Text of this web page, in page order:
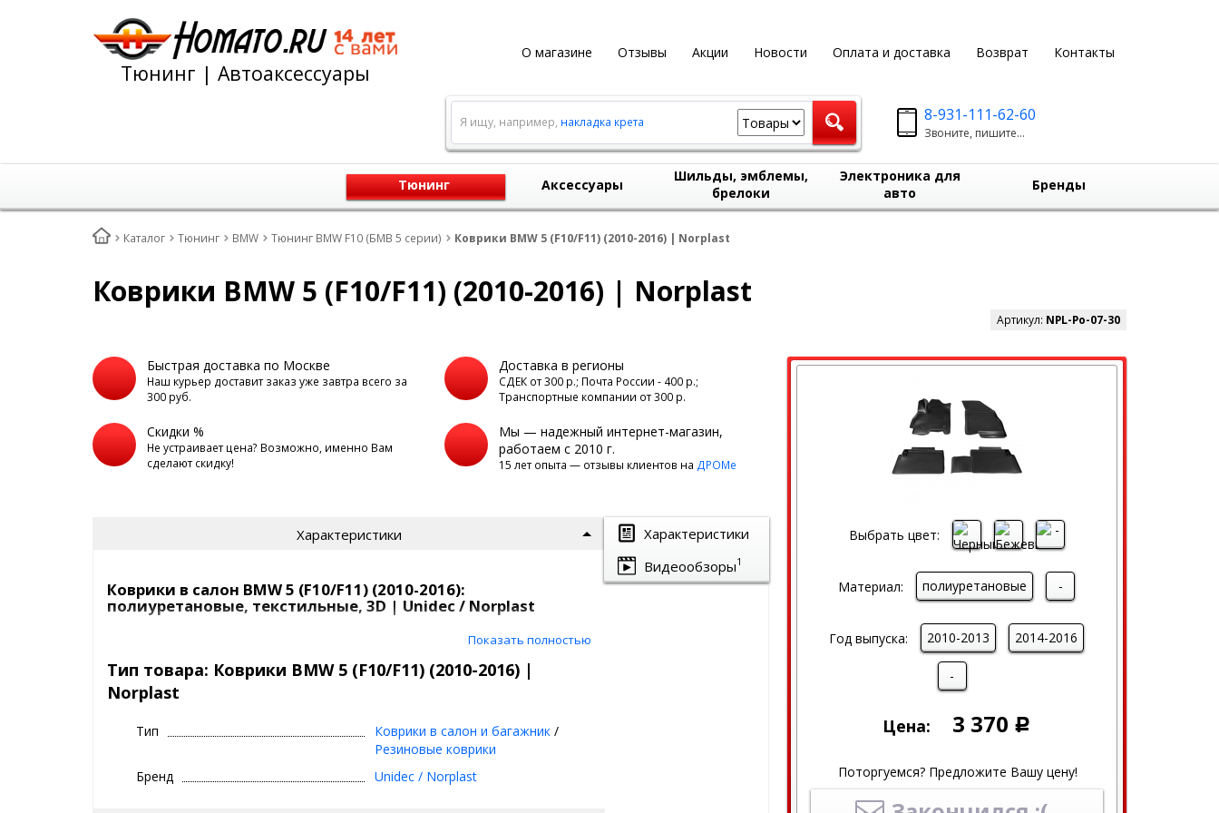
О магазине Отзывы Акции Новости Оплата и доставка Возврат Контакты
Тюнинг | Автоаксессуары
8-931-111-62-60
Звоните, пишите...
Я ищу, например, накладка крета
Тюнинг Аксессуары
Шильды, эмблемы,
брелоки
Электроника для
авто
Бренды
Каталог Тюнинг BMW Тюнинг BMW F10 (БМВ 5 серии) Коврики BMW 5 (F10/F11) (2010-2016) | Norplast
Коврики BMW 5 (F10/F11) (2010-2016) | Norplast
Артикул: NPL-Po-07-30
Выбрать цвет:
Материал: полиуретановые -
Год выпуска: 2010-2013 2014-2016
-
Цена: 3 370 Р
Поторгуемся? Предложите Вашу цену!
Быстрая доставка по Москве
Наш курьер доставит заказ уже завтра всего за
300 руб.
Доставка в регионы
СДЕК от 300 р.; Почта России - 400 р.;
Транспортные компании от 300 р.
Скидки %
Не устраивает цена? Возможно, именно Вам
сделают скидку!
Мы — надежный интернет-магазин,
работаем с 2010 г.
15 лет опыта — отзывы клиентов на ДРОМе
Характеристики
Видеообзоры1
Характеристики
Коврики в салон BMW 5 (F10/F11) (2010-2016):
полиуретановые, текстильные, 3D | Unidec / Norplast
в атомобиль от компаниии Норпласт бывают изполиуретанаи
текстиля.
Полиуретановые коврики для BMW 5 (F10/F11) (2010-
, сделаны под каждую модель индивидуально,
(лучше прилегают, больше
закрывают).
Показать полностью
Тип товара: Коврики BMW 5 (F10/F11) (2010-2016) |
Norplast
Тип Коврики в салон и багажник /
Резиновые коврики
Бренд
Unidec / Norplast